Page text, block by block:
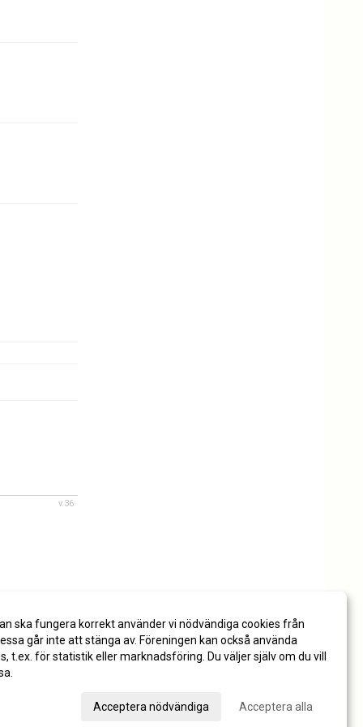
v.36
ska fungera korrekt använder vi nödvändiga cookies från
går inte att stänga av. Föreningen kan också använda
t.ex. för statistik eller marknadsföring. Du väljer själv om du vill
Acceptera nödvändiga Acceptera alla